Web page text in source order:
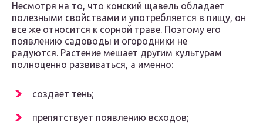
Несмотря на то, что конский щавель обладает
полезными свойствами и употребляется в пищу, он
все же относится к сорной траве. Поэтому его
появлению садоводы и огородники не
радуются. Растение мешает другим культурам
полноценно развиваться, а именно:
создает тень;
препятствует появлению всходов;